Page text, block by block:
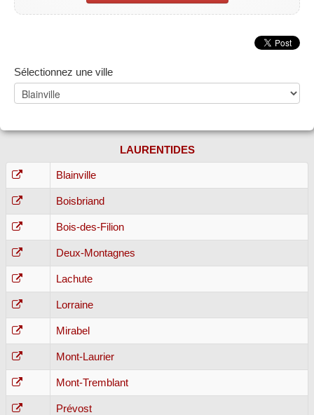
Sélectionnez une ville
LAURENTIDES
Blainville
Boisbriand
Bois-des-Filion
Deux-Montagnes
Lachute
Lorraine
Mirabel
Mont-Laurier
Mont-Tremblant
Prévost